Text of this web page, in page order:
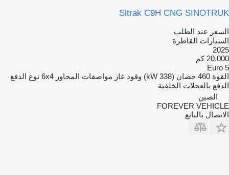
Sitrak C9H CNG SINOTRUK
السعر عند الطلب
السيارات القاطرة
2025
20.000 كم
Euro 5
القوة 460 حصان (338 kW) وقود غاز مواصفات المحاور 6x4 نوع الدفع
الدفع بالعجلات الخلفية
الصين
FOREVER VEHICLE
الاتصال بالبائع